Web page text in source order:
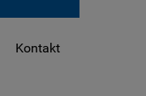
Kontakt